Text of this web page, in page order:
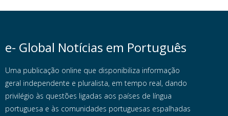
e- Global Notícias em Português
Uma publicação online que disponibiliza informação
geral independente e pluralista, em tempo real, dando
privilégio às questões ligadas aos países de língua
portuguesa e às comunidades portuguesas espalhadas